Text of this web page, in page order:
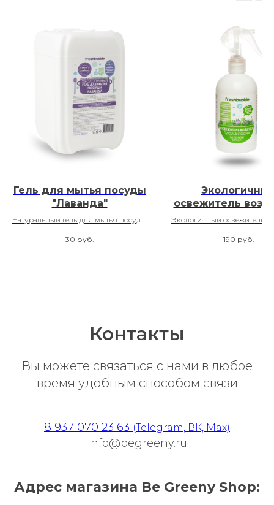
Гель для мытья посуды
"Лаванда"
Натуральный гель для мытья посуды
30 руб.
освежитель
основе масел
Экологичный освежитель
190 руб.
Контакты
Вы можете связаться с нами в любое
время удобным способом связи
8 937 070 23 63 (Telegram, ВК, Max)
info@begreeny.ru
Адрес магазина Be Greeny Shop: